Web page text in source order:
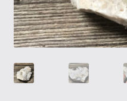
Tietosuojaseloste
Tuotteet
Yritysinfo